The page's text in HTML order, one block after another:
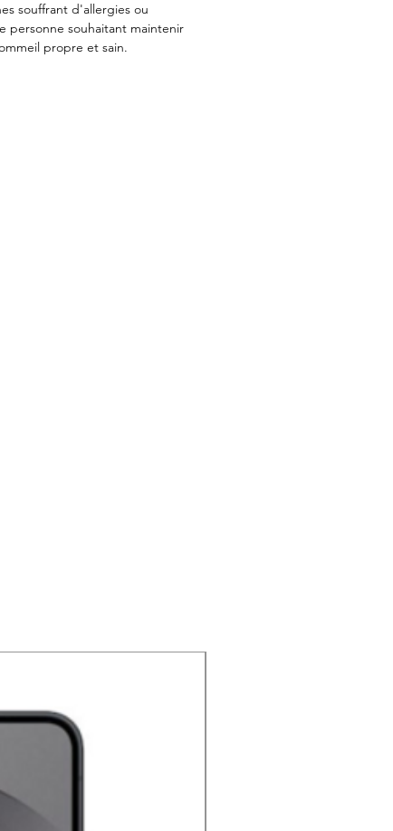
souffrant d'allergies ou
personne souhaitant maintenir
propre et sain.